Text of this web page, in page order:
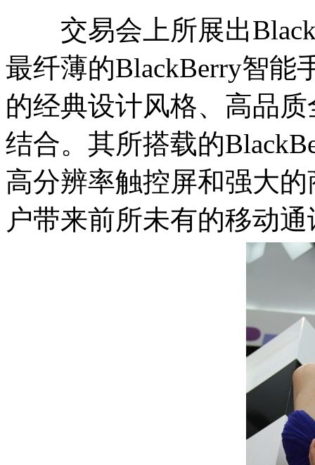
交易会上所展出
最纤薄的BlackBerry智能
的经典设计风格、高品
结合。其所搭载的
高分辨率触控屏和强大
户带来前所未有的移动